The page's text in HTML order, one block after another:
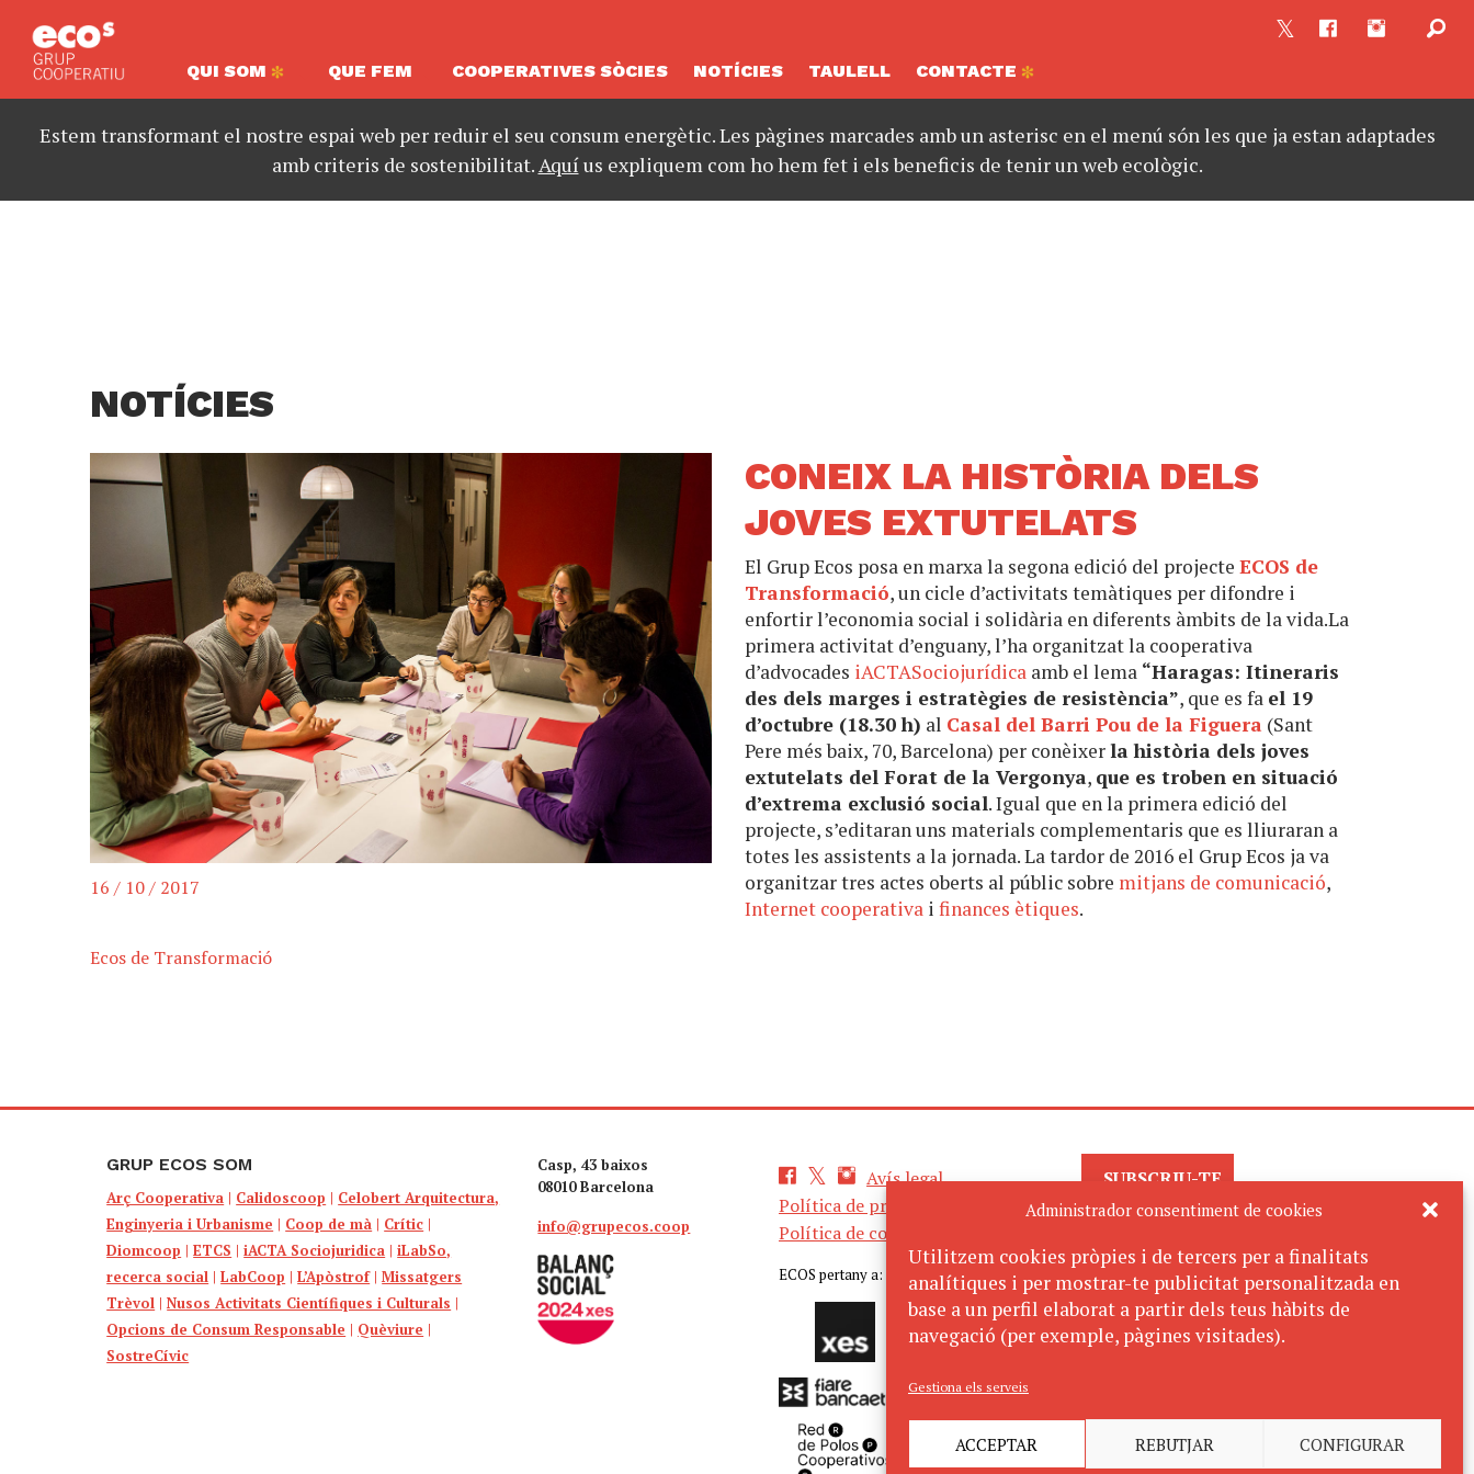
Administrador consentiment de cookies
Utilitzem cookies pròpies i de tercers per a finalitats
analítiques i per mostrar-te publicitat personalitzada en
base a un perfil elaborat a partir dels teus hàbits de
navegació (per exemple, pàgines visitades).
Gestiona els serveis
ACCEPTAR REBUTJAR CONFIGURAR
QUI SOM QUE FEM COOPERATIVES SÒCIES NOTÍCIES TAULELL CONTACTE
Estem transformant el nostre espai web per reduir el seu consum energètic. Les pàgines marcades amb un asterisc en el menú són les que ja estan adaptades
amb criteris de sostenibilitat.Aquíus expliquem com ho hem fet i els beneficis de tenir un web ecològic.
NOTÍCIES
16 / 10 / 2017
Ecos de Transformació
CONEIX LA HISTÒRIA DELS
JOVES EXTUTELATS
El Grup Ecos posa en marxa la segona edició del projecteECOS de
Transformació, un cicle d’activitats temàtiques per difondre i
enfortir l’economia social i solidària en diferents àmbits de la vida.La
primera activitat d’enguany, l’ha organitzat la cooperativa
d’advocades iACTASociojurídica amb el lema “Haragas: Itineraris
des dels marges i estratègies de resistència”, que es fa el 19
d’octubre (18.30 h) al Casal del Barri Pou de la Figuera (Sant
Pere més baix, 70, Barcelona) per conèixerla història dels joves
extutelats del Forat de la Vergonya, que es troben en situació
d’extrema exclusió social. Igual que en la primera edició del
projecte, s’editaran uns materials complementaris que es lliuraran a
totes les assistents a la jornada. La tardor de 2016 el Grup Ecos ja va
organitzar tres actes oberts al públic sobre mitjans de comunicació,
Internet cooperativa ifinances ètiques.
GRUP ECOS SOM
Arç Cooperativa | Calidoscoop | Celobert Arquitectura,
Enginyeria i Urbanisme | Coop de mà | Crític |
Diomcoop |ETCS |iACTA Sociojuridica |iLabSo,
recerca social |LabCoop |L’Apòstrof|Missatgers
Trèvol |Nusos Activitats Científiques i Culturals |
Opcions de Consum Responsable | Quèviure |
SostreCívic
Casp, 43 baixos
08010 Barcelona
info@grupecos.coop
Avís legal
Política de privacitat
Política de cookies
SUBSCRIU-TE
AL BUTLLETÍ
ECOS pertany a: